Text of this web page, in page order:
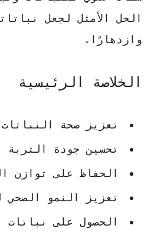
الحل الأمثل لجعل
وازدهارًا.
الخلاصة الرئيسية
تعزيز صحة
تحسين جودة التربة
الحفاظ على توازن
تعزيز النمو الصحي
الحصول على نباتات